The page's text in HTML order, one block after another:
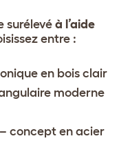
surélevé à l’aide
entre :
en bois clair
moderne
concept en acier